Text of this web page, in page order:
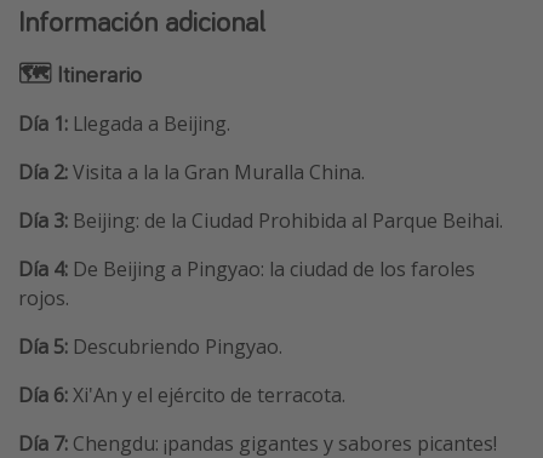
Información adicional
🗺️ Itinerario
Día 1: Llegada a Beijing.
Día 2:Visita a la la Gran Muralla China.
Día 3: Beijing: de la Ciudad Prohibida al Parque Beihai.
Día 4: De Beijing a Pingyao: la ciudad de los faroles
rojos.
Día 5: Descubriendo Pingyao.
Día 6:Xi'An y el ejército de terracota.
Día 7: Chengdu: ¡pandas gigantes y sabores picantes!